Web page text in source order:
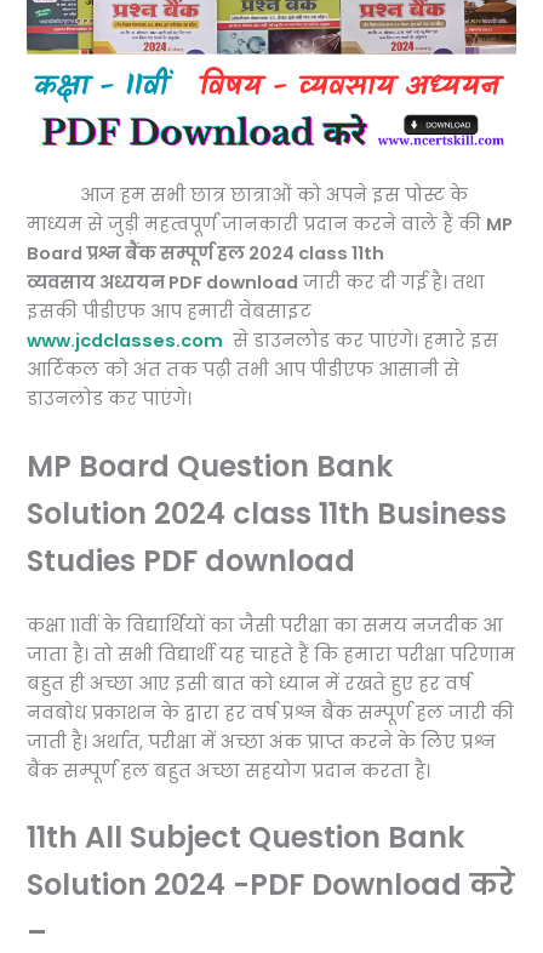
आज हम सभी छात्र छात्राओं को अपने इस पोस्ट के
माध्यम से जुड़ी महत्वपूर्ण जानकारी प्रदान करने वाले हैं की MP
Board प्रश्न बैंक सम्पूर्ण हल 2024 class 11th
व्यवसाय अध्ययन PDF download जारी कर दी गई है। तथा
इसकी पीडीएफ आप हमारी वेबसाइट
www.jcdclasses.com से डाउनलोड कर पाएंगे। हमारे इस
आर्टिकल को अंत तक पढ़ी तभी आप पीडीएफ आसानी से
डाउनलोड कर पाएंगे।
MP Board Question Bank
Solution 2024 class 11th Business
Studies PDF download
कक्षा 11वीं के विद्यार्थियों का जैसी परीक्षा का समय नजदीक आ
जाता है। तो सभी विद्यार्थी यह चाहते हैं कि हमारा परीक्षा परिणाम
बहुत ही अच्छा आए इसी बात को ध्यान में रखते हुए हर वर्ष
नवबोध प्रकाशन के द्वारा हर वर्ष प्रश्न बैंक सम्पूर्ण हल जारी की
जाती है। अर्थात, परीक्षा में अच्छा अंक प्राप्त करने के लिए प्रश्न
बैंक सम्पूर्ण हल बहुत अच्छा सहयोग प्रदान करता है।
11th All Subject Question Bank
Solution 2024 -PDF Download करे
–